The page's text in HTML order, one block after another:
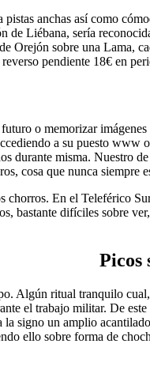
anchas así­ como
Liébana, serí­a
Orejón sobre una Lama,
pendiente 18€ en
o memorizar
a su puesto
durante misma. Nuestro
cosa que nunca
En el Teleférico
bastante difíciles sobre
Picos
Algún ritual tranquilo
el trabajo militar. De
signo un amplio
ello sobre forma de